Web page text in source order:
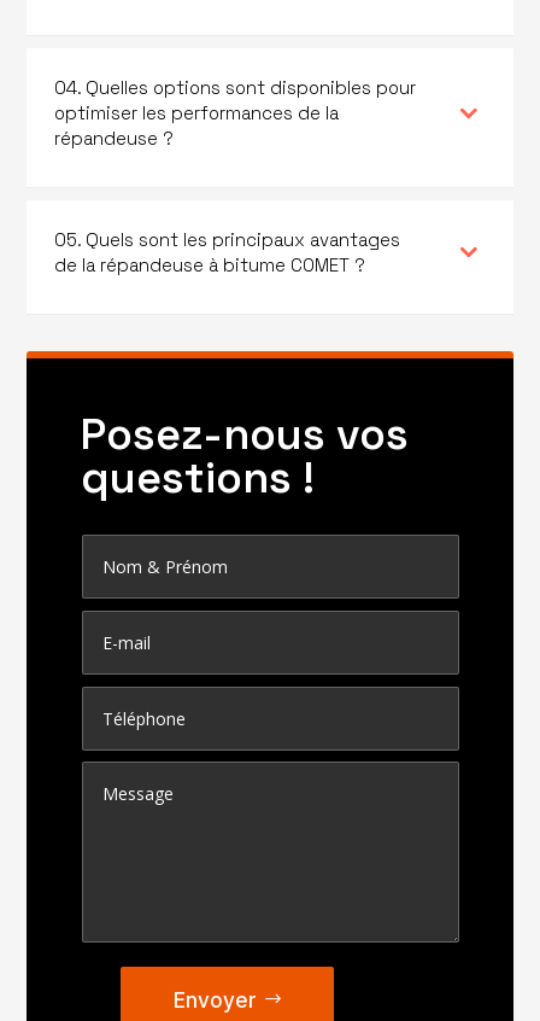
04. Quelles options sont disponibles pour
optimiser les performances de la
répandeuse ?
05. Quels sont les principaux avantages
de la répandeuse à bitume COMET ?
Posez-nous vos
questions !
Envoyer